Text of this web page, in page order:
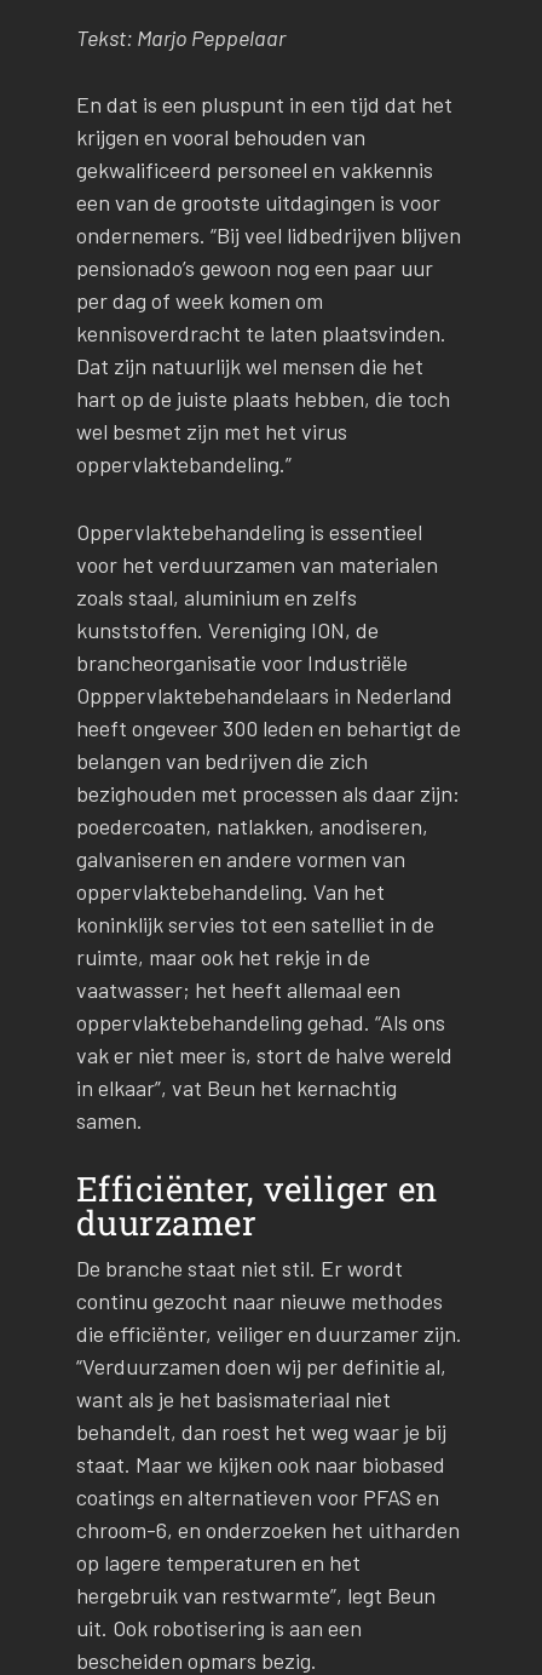
Tekst: Marjo Peppelaar
En dat is een pluspunt in een tijd dat het
krijgen en vooral behouden van
gekwalificeerd personeel en vakkennis
een van de grootste uitdagingen is voor
ondernemers. “Bij veel lidbedrijven blijven
pensionado’s gewoon nog een paar uur
per dag of week komen om
kennisoverdracht te laten plaatsvinden.
Dat zijn natuurlijk wel mensen die het
hart op de juiste plaats hebben, die toch
wel besmet zijn met het virus
oppervlaktebandeling.”
Oppervlaktebehandeling is essentieel
voor het verduurzamen van materialen
zoals staal, aluminium en zelfs
kunststoffen. Vereniging ION, de
brancheorganisatie voor Industriële
Opppervlaktebehandelaars in Nederland
heeft ongeveer 300 leden en behartigt de
belangen van bedrijven die zich
bezighouden met processen als daar zijn:
poedercoaten, natlakken, anodiseren,
galvaniseren en andere vormen van
oppervlaktebehandeling. Van het
koninklijk servies tot een satelliet in de
ruimte, maar ook het rekje in de
vaatwasser; het heeft allemaal een
oppervlaktebehandeling gehad. “Als ons
vak er niet meer is, stort de halve wereld
in elkaar”, vat Beun het kernachtig
samen.
Efficiënter, veiliger en
duurzamer
De branche staat niet stil. Er wordt
continu gezocht naar nieuwe methodes
die efficiënter, veiliger en duurzamer zijn.
“Verduurzamen doen wij per definitie al,
want als je het basismateriaal niet
behandelt, dan roest het weg waar je bij
staat. Maar we kijken ook naar biobased
coatings en alternatieven voor PFAS en
chroom-6, en onderzoeken het uitharden
op lagere temperaturen en het
hergebruik van restwarmte”, legt Beun
uit. Ook robotisering is aan een
bescheiden opmars bezig.